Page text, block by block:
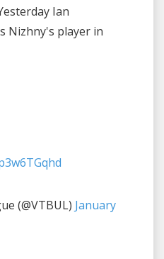
Ian
Nizhny's player in
(@VTBUL) January